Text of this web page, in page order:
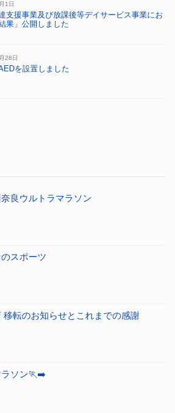
1日
支援事業及び放課後等デイサービス事業にお
果」公開しました
28日
を設置しました
良ウルトラマラソン
スポーツ
移転のお知らせとこれまでの感謝
ラソン🏃‍➡️